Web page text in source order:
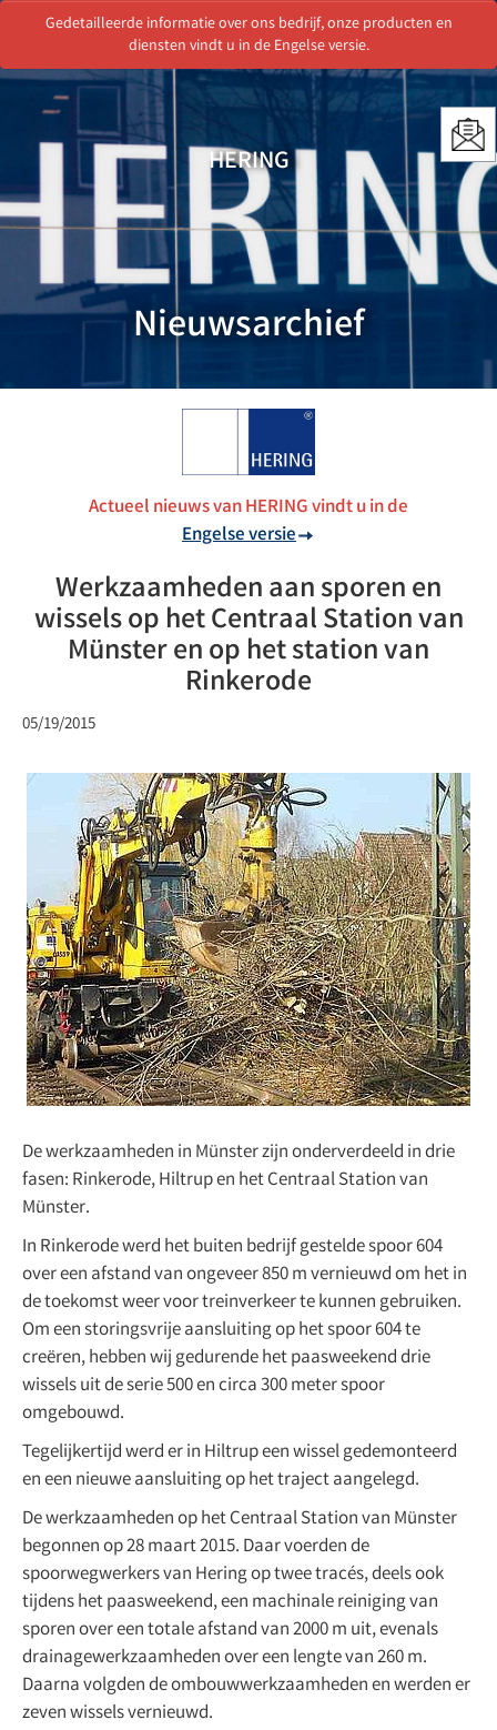
Menu
Gedetailleerde informatie over ons bedrijf, onze producten en
diensten vindt u in de Engelse versie.
HERING
Nieuwsarchief
Actueel nieuws van HERING vindt u in de
Engelse versie
Werkzaamheden aan sporen en
wissels op het Centraal Station van
Münster en op het station van
Rinkerode
05/19/2015
De werkzaamheden in Münster zijn onderverdeeld in drie
fasen: Rinkerode, Hiltrup en het Centraal Station van
Münster.
In Rinkerode werd het buiten bedrijf gestelde spoor 604
over een afstand van ongeveer 850 m vernieuwd om het in
de toekomst weer voor treinverkeer te kunnen gebruiken.
Om een storingsvrije aansluiting op het spoor 604 te
creëren, hebben wij gedurende het paasweekend drie
wissels uit de serie 500 en circa 300 meter spoor
omgebouwd.
Tegelijkertijd werd er in Hiltrup een wissel gedemonteerd
en een nieuwe aansluiting op het traject aangelegd.
De werkzaamheden op het Centraal Station van Münster
begonnen op 28 maart 2015. Daar voerden de
spoorwegwerkers van Hering op twee tracés, deels ook
tijdens het paasweekend, een machinale reiniging van
sporen over een totale afstand van 2000 m uit, evenals
drainagewerkzaamheden over een lengte van 260 m.
Daarna volgden de ombouwwerkzaamheden en werden er
zeven wissels vernieuwd.